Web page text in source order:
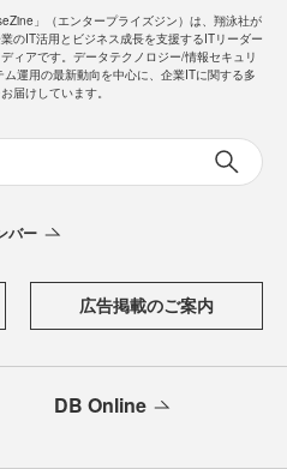
」（エンタープライズジン）は、翔泳社が
のIT活用とビジネス成長を支援するITリーダー
ィアです。データテクノロジー/情報セキュリ
ム運用の最新動向を中心に、企業ITに関する多
届けしています。
バー
広告掲載のご案内
DB Online